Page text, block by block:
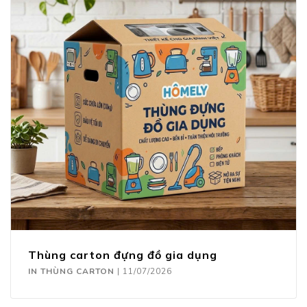
Thùng carton đựng đồ gia dụng
IN THÙNG CARTON | 11/07/2026